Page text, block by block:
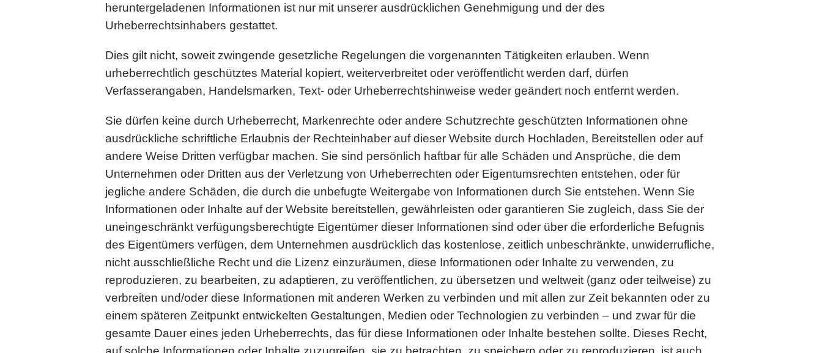
heruntergeladenen Informationen ist nur mit unserer ausdrücklichen Genehmigung und der des
Urheberrechtsinhabers gestattet.
Dies gilt nicht, soweit zwingende gesetzliche Regelungen die vorgenannten Tätigkeiten erlauben. Wenn
urheberrechtlich geschütztes Material kopiert, weiterverbreitet oder veröffentlicht werden darf, dürfen
Verfasserangaben, Handelsmarken, Text- oder Urheberrechtshinweise weder geändert noch entfernt werden.
Sie dürfen keine durch Urheberrecht, Markenrechte oder andere Schutzrechte geschützten Informationen ohne
ausdrückliche schriftliche Erlaubnis der Rechteinhaber auf dieser Website durch Hochladen, Bereitstellen oder auf
andere Weise Dritten verfügbar machen. Sie sind persönlich haftbar für alle Schäden und Ansprüche, die dem
Unternehmen oder Dritten aus der Verletzung von Urheberrechten oder Eigentumsrechten entstehen, oder für
jegliche andere Schäden, die durch die unbefugte Weitergabe von Informationen durch Sie entstehen. Wenn Sie
Informationen oder Inhalte auf der Website bereitstellen, gewährleisten oder garantieren Sie zugleich, dass Sie der
uneingeschränkt verfügungsberechtigte Eigentümer dieser Informationen sind oder über die erforderliche Befugnis
des Eigentümers verfügen, dem Unternehmen ausdrücklich das kostenlose, zeitlich unbeschränkte, unwiderrufliche,
nicht ausschließliche Recht und die Lizenz einzuräumen, diese Informationen oder Inhalte zu verwenden, zu
reproduzieren, zu bearbeiten, zu adaptieren, zu veröffentlichen, zu übersetzen und weltweit (ganz oder teilweise) zu
verbreiten und/oder diese Informationen mit anderen Werken zu verbinden und mit allen zur Zeit bekannten oder zu
einem späteren Zeitpunkt entwickelten Gestaltungen, Medien oder Technologien zu verbinden – und zwar für die
gesamte Dauer eines jeden Urheberrechts, das für diese Informationen oder Inhalte bestehen sollte. Dieses Recht,